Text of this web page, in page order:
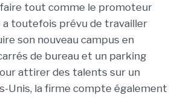
tout comme le promoteur
a toutefois prévu de travailler
son nouveau campus en
de bureau et un parking
attirer des talents sur un
Unis, la firme compte également